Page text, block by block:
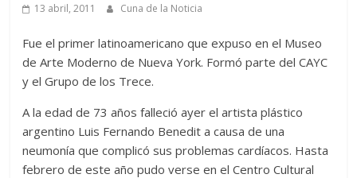
13 abril, 2011 Cuna de la Noticia
Fue el primer latinoamericano que expuso en el Museo
de Arte Moderno de Nueva York. Formó parte del CAYC
y el Grupo de los Trece.
A la edad de 73 años falleció ayer el artista plástico
argentino Luis Fernando Benedit a causa de una
neumonía que complicó sus problemas cardíacos. Hasta
febrero de este año pudo verse en el Centro Cultural